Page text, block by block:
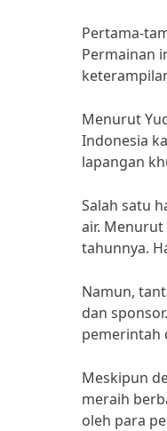
Pertama-
Permainan
Menurut
Indonesia
lapangan
Salah satu
air.
tahunnya.
Namun,
dan
pemerintah
Meskipun
meraih
oleh para